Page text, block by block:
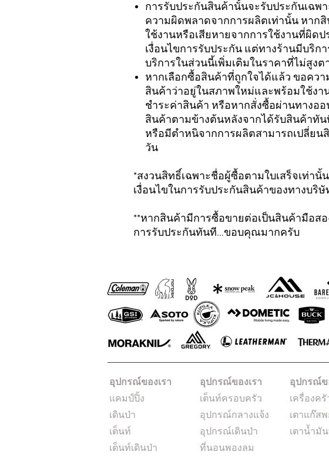
การรับประกันสินค้านั้นจะรับประกันเฉพ
ความผิดพลาดจากการผลิตเท่านั้น หากสิ
ใช้งานหรือเสียหายจากการใช้งานที่ผิดป
เงื่อนไขการรับประกัน แต่ทางร้านมีบริก
บริการในส่วนนี้เพิ่มเติมในราคาที่ไม่สูง
หากเลือกซื้อสินค้าที่ถูกใจได้แล้ว ขอคว
สินค้าว่าอยู่ในสภาพใหม่และพร้อมใช้ง
ชำระค่าสินค้า หรือหากสั่งซื้อผ่านทางอ
สินค้าตามข้างต้นหลังจากได้รับสินค้าทั
หรือมีตำหนิจากการผลิตสามารถเปลี่ยน
วัน
*สงวนสิทธิ์เฉพาะชื่อผู้ซื้อตามใบเสร็จเท่านั้
เงื่อนไขในการรับประกันสินค้าของทางบริษั
**หากสินค้ามีการซื้อขายต่อเป็นสินค้ามือส
การรับประกันทันที...ขอบคุณมากครับ
อุปกรณ์ของเรา
แคมป์ปิ้ง
เดินป่า
เต็นท์
เต็นท์เดินป่า
อุปกรณ์ของเรา
เต็นท์ครอบครัว
อุปกรณ์กลางแจ้ง
อุปกรณ์เดินป่า
ที่นอนพองลม
อุปกรณ์ข
เครื่องค
เตาแก๊ส
เตาน้ำมั